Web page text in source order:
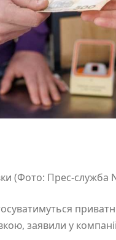
(Фото: Прес-служба
заявили у